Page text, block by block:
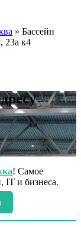
» Бассейн
23а к4
! Самое
IT и бизнеса.